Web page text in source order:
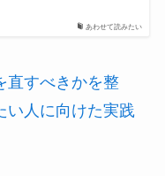
あわせて読みたい
直すべきかを整
い人に向けた実践